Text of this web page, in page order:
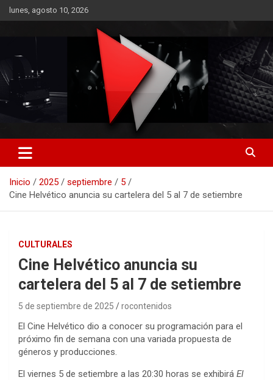
Saltar
al
lunes, agosto 10, 2026
RO CONTENIDOS
Inicio 2025 septiembre
5
Cine Helvético anuncia su cartelera del 5 al 7 de setiembre
CULTURALES
Cine Helvético anuncia su
cartelera del 5 al 7 de setiembre
5 de septiembre de 2025 rocontenidos
El Cine Helvético dio a conocer su programación para el
próximo fin de semana con una variada propuesta de
géneros y producciones.
El viernes 5 de setiembre a las 20:30 horas se exhibirá El